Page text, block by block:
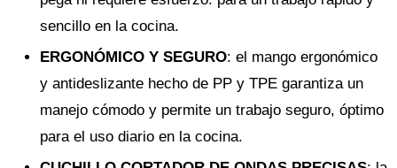
sencillo en la cocina.
ERGONÓMICO Y SEGURO: el mango ergonómico
y antideslizante hecho de PP y TPE garantiza un
manejo cómodo y permite un trabajo seguro, óptimo
para el uso diario en la cocina.